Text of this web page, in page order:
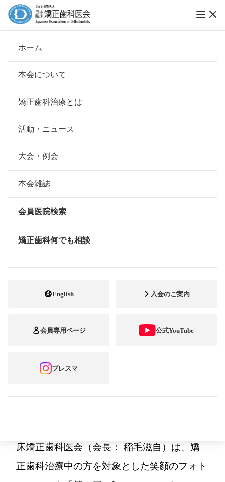
ホーム
本会について
会長挨拶
基本理念
組織について
本会の歴史
情報公開
矯正歯科治療とは
安心して治療を受けていただくための「6つの指針」
安心できる矯正歯科治療契約のための「7つの提言」
矯正歯科治療について
活動・ニュース
大会・例会
本会雑誌
会員医院検索
矯正歯科何でも相談
English 入会のご案内
会員専用ページ 公式YouTube
ブレスマ
「第 14 回 ブレース スマイル コンテスト 」 開
催！
ブレーススマイルコンテスト
公開日：2018年06月01日（金）
応募受付終了しました。
たくさんのご応募ありがとうございました！
矯正歯科 治療中の方を対象にした笑顔のフ
ォトコンテスト
「第 14 回 ブレース スマイル コンテスト 」
矯正歯科治療を楽しんでいる、笑顔いっぱい
～募集期間：6月1日(金) ～ 9月15日(土) ／ テ
んでます！』～
公益社団法人 日本臨床矯正歯科医会
床矯正歯科医会（会長： 稲毛滋自）は、矯
正歯科治療中の方を対象とした笑顔のフォト